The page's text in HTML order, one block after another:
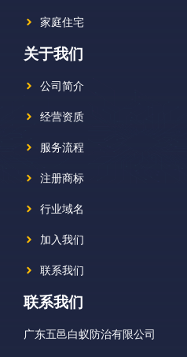
家庭住宅
关于我们
公司简介
经营资质
服务流程
注册商标
行业域名
加入我们
联系我们
联系我们
广东五邑白蚁防治有限公司